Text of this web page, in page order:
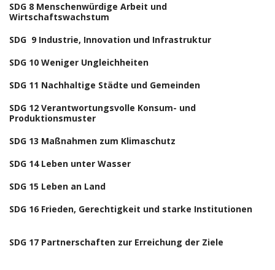
SDG 8 Menschenwürdige Arbeit und
Wirtschaftswachstum
SDG 9 Industrie, Innovation und Infrastruktur
SDG 10 Weniger Ungleichheiten
SDG 11 Nachhaltige Städte und Gemeinden
SDG 12 Verantwortungsvolle Konsum- und
Produktionsmuster
SDG 13 Maßnahmen zum Klimaschutz
SDG 14 Leben unter Wasser
SDG 15 Leben an Land
SDG 16 Frieden, Gerechtigkeit und starke Institutionen
SDG 17 Partnerschaften zur Erreichung der Ziele